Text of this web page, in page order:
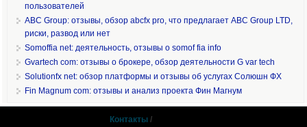
пользователей
ABC Group: отзывы, обзор abcfx pro, что предлагает ABC Group LTD,
риски, развод или нет
Somoffia net: деятельность, отзывы о somof fia info
Gvartech com: отзывы о брокере, обзор деятельности G var tech
Solutionfx net: обзор платформы и отзывы об услугах Солюшн ФХ
Fin Magnum com: отзывы и анализ проекта Фин Магнум
Контакты /